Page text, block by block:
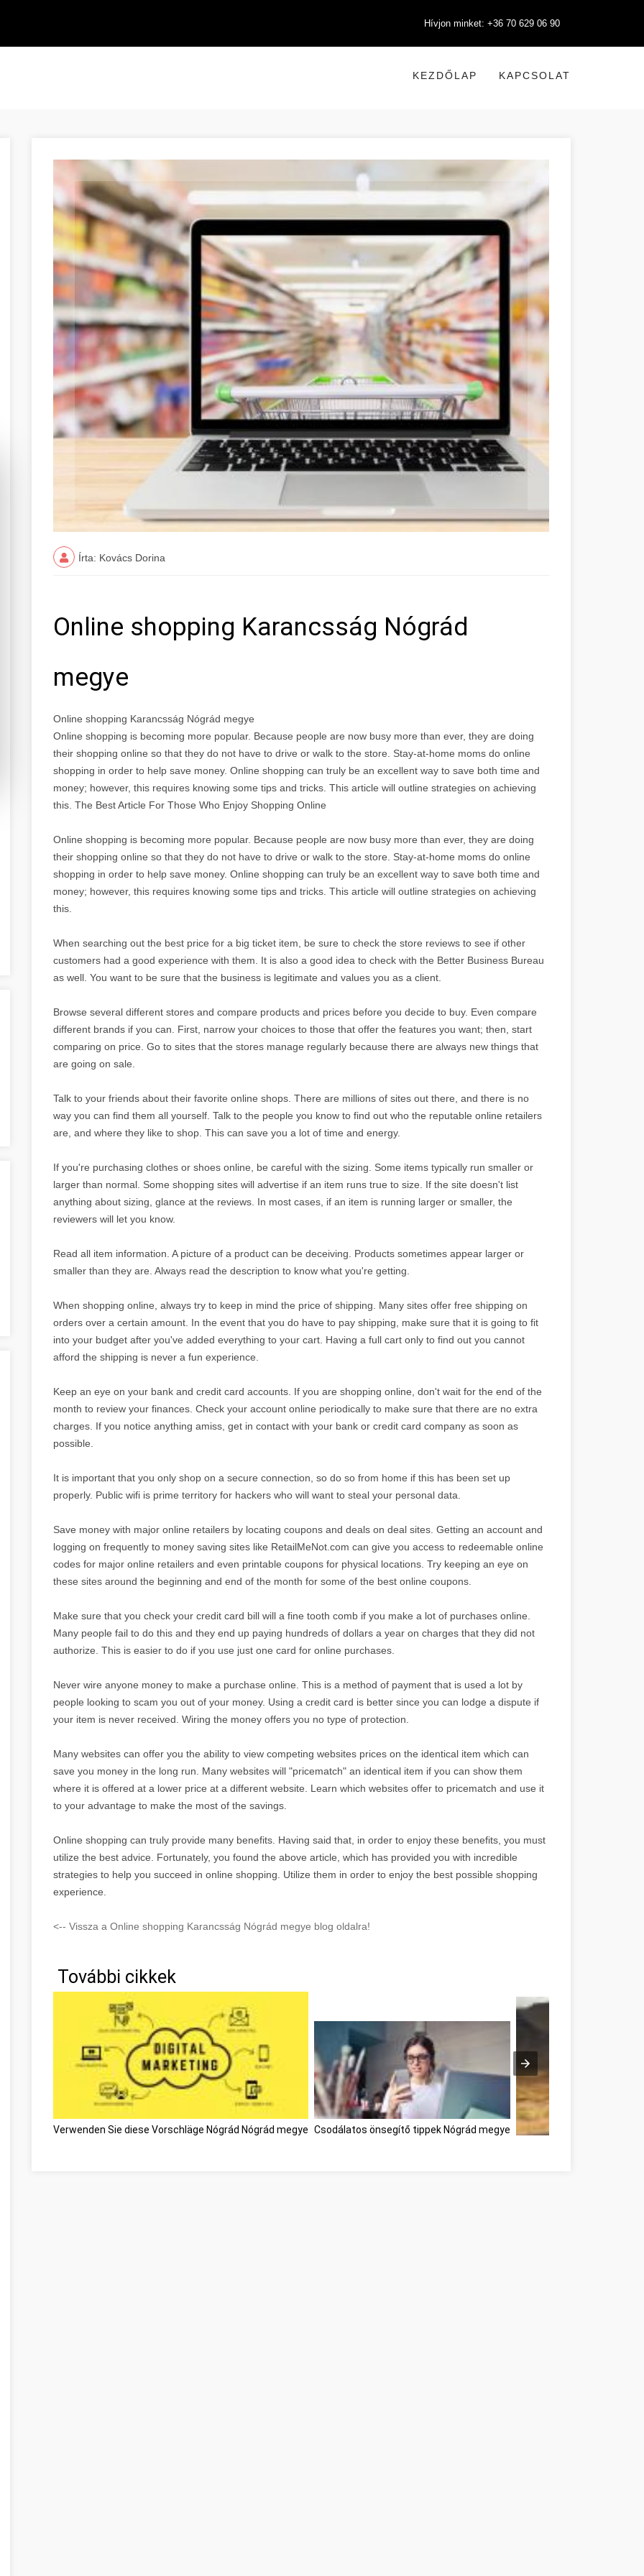
Hívjon minket: +36 70 629 06 90
KEZDŐLAP KAPCSOLAT
Írta: Kovács Dorina
Online shopping Karancsság Nógrád
megye
Online shopping Karancsság Nógrád megye
Online shopping is becoming more popular. Because people are now busy more than ever, they are doing
their shopping online so that they do not have to drive or walk to the store. Stay-at-home moms do online
shopping in order to help save money. Online shopping can truly be an excellent way to save both time and
money; however, this requires knowing some tips and tricks. This article will outline strategies on achieving
this. The Best Article For Those Who Enjoy Shopping Online
Online shopping is becoming more popular. Because people are now busy more than ever, they are doing
their shopping online so that they do not have to drive or walk to the store. Stay-at-home moms do online
shopping in order to help save money. Online shopping can truly be an excellent way to save both time and
money; however, this requires knowing some tips and tricks. This article will outline strategies on achieving
this.
When searching out the best price for a big ticket item, be sure to check the store reviews to see if other
customers had a good experience with them. It is also a good idea to check with the Better Business Bureau
as well. You want to be sure that the business is legitimate and values you as a client.
Browse several different stores and compare products and prices before you decide to buy. Even compare
different brands if you can. First, narrow your choices to those that offer the features you want; then, start
comparing on price. Go to sites that the stores manage regularly because there are always new things that
are going on sale.
Talk to your friends about their favorite online shops. There are millions of sites out there, and there is no
way you can find them all yourself. Talk to the people you know to find out who the reputable online retailers
are, and where they like to shop. This can save you a lot of time and energy.
If you're purchasing clothes or shoes online, be careful with the sizing. Some items typically run smaller or
larger than normal. Some shopping sites will advertise if an item runs true to size. If the site doesn't list
anything about sizing, glance at the reviews. In most cases, if an item is running larger or smaller, the
reviewers will let you know.
Read all item information. A picture of a product can be deceiving. Products sometimes appear larger or
smaller than they are. Always read the description to know what you're getting.
When shopping online, always try to keep in mind the price of shipping. Many sites offer free shipping on
orders over a certain amount. In the event that you do have to pay shipping, make sure that it is going to fit
into your budget after you've added everything to your cart. Having a full cart only to find out you cannot
afford the shipping is never a fun experience.
Keep an eye on your bank and credit card accounts. If you are shopping online, don't wait for the end of the
month to review your finances. Check your account online periodically to make sure that there are no extra
charges. If you notice anything amiss, get in contact with your bank or credit card company as soon as
possible.
It is important that you only shop on a secure connection, so do so from home if this has been set up
properly. Public wifi is prime territory for hackers who will want to steal your personal data.
Save money with major online retailers by locating coupons and deals on deal sites. Getting an account and
logging on frequently to money saving sites like RetailMeNot.com can give you access to redeemable online
codes for major online retailers and even printable coupons for physical locations. Try keeping an eye on
these sites around the beginning and end of the month for some of the best online coupons.
Make sure that you check your credit card bill will a fine tooth comb if you make a lot of purchases online.
Many people fail to do this and they end up paying hundreds of dollars a year on charges that they did not
authorize. This is easier to do if you use just one card for online purchases.
Never wire anyone money to make a purchase online. This is a method of payment that is used a lot by
people looking to scam you out of your money. Using a credit card is better since you can lodge a dispute if
your item is never received. Wiring the money offers you no type of protection.
Many websites can offer you the ability to view competing websites prices on the identical item which can
save you money in the long run. Many websites will "pricematch" an identical item if you can show them
where it is offered at a lower price at a different website. Learn which websites offer to pricematch and use it
to your advantage to make the most of the savings.
Online shopping can truly provide many benefits. Having said that, in order to enjoy these benefits, you must
utilize the best advice. Fortunately, you found the above article, which has provided you with incredible
strategies to help you succeed in online shopping. Utilize them in order to enjoy the best possible shopping
experience.
<-- Vissza a Online shopping Karancsság Nógrád megye blog oldalra!
További cikkek
Verwenden Sie diese Vorschläge Nógrád Nógrád megye Csodálatos önsegítő tippek Nógrád megye